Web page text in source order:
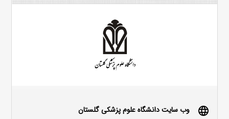
language وب سایت دانشگاه علوم پزشکی گلستان